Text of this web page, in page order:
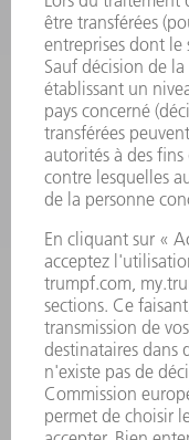
SMART FACTORY
LOGICIEL
SERVICES
APPLICATIONS
SECTEURS D'ACTIVITÉ
ENTREPRISE
CARRIÈRE
OFFRES
PROFIL DE
CONSEIL
RAPPORT ANNUEL
PRINCIPES
CONFORMITÉ
SYSTÈME D'ALERTE
SÉCURITÉ
COMMUNIQUÉS DE
MAGAZINE
DURABILITÉ
ENVIRONNEMENT ET
SOCIAL ET SOCIÉTÉ